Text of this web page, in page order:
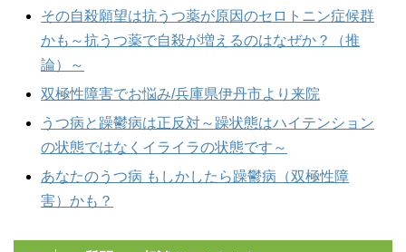
その自殺願望は抗うつ薬が原因のセロトニン症候群
かも～抗うつ薬で自殺が増えるのはなぜか？（推
論）～
双極性障害でお悩み/兵庫県伊丹市より来院
うつ病と躁鬱病は正反対～躁状態はハイテンション
の状態ではなくイライラの状態です～
あなたのうつ病 もしかしたら躁鬱病（双極性障
害）かも？